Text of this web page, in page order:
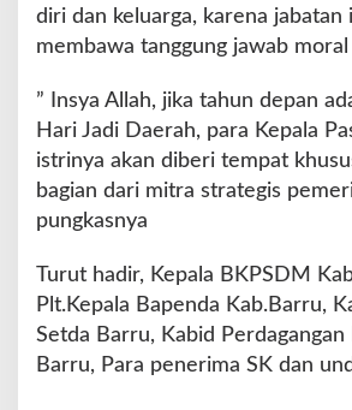
diri dan keluarga, karena jabatan
membawa tanggung jawab
” Insya Allah, jika tahun depan
Hari Jadi Daerah, para Kepala
istrinya akan diberi tempat
bagian dari mitra strategis
pungkasnya
Turut hadir, Kepala BKPSDM
Plt.Kepala Bapenda Kab.Barru,
Setda Barru, Kabid Perdagangan
Barru, Para penerima SK dan